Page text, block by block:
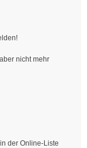
nicht mehr
der Online-Liste